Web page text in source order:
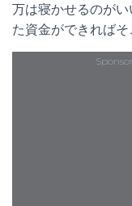
万は寝かせるのが
た資金ができればそ